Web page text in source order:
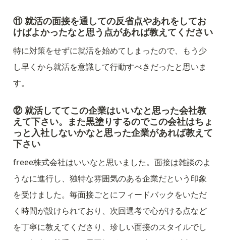
⑪ 就活の面接を通しての反省点やあれをしてお
けばよかったなと思う点があれば教えてください
特に対策をせずに就活を始めてしまったので、もう少
し早くから就活を意識して行動すべきだったと思いま
す。
⑫ 就活しててこの企業はいいなと思った会社教
えて下さい。また黒塗りするのでこの会社はちょ
っと入社しないかなと思った企業があれば教えて
下さい
freee株式会社はいいなと思いました。面接は雑談のよ
うなに進行し、独特な雰囲気のある企業だという印象
を受けました。毎面接ごとにフィードバックをいただ
く時間が設けられており、次回選考で心がける点など
を丁寧に教えてくださり、珍しい面接のスタイルでし